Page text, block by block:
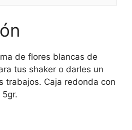
de flores blancas de
tus shaker o darles un
trabajos. Caja redonda con